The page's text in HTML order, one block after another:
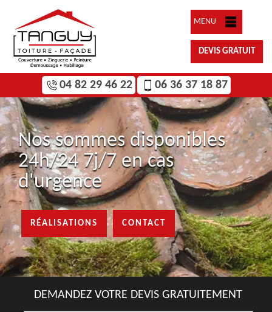
MENU
DEVIS GRATUIT
04 82 29 46 22 06 36 37 18 87
Nos sommes disponibles
24h/24 7j/7 en cas
d'urgence
RÉALISATIONS CONTACT
DEMANDEZ VOTRE DEVIS GRATUITEMENT